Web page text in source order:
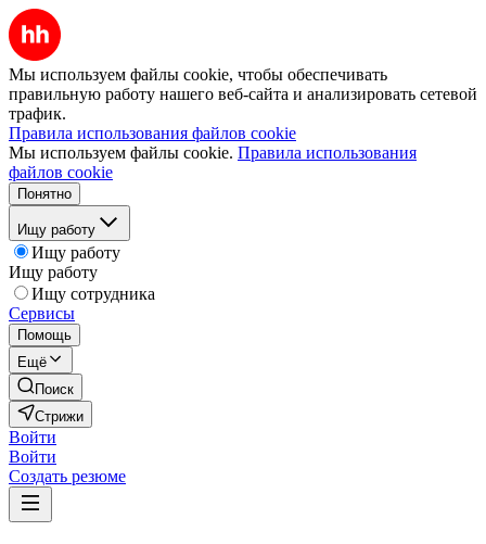
Мы используем файлы cookie, чтобы обеспечивать
правильную работу нашего веб-сайта и анализировать сетевой
трафик.
Правила использования файлов cookie
Мы используем файлы cookie. Правила использования
файлов cookie
Понятно
Ищу работу
Ищу работу
Ищу работу
Ищу сотрудника
Сервисы
Помощь
Ещё
Поиск
Стрижи
Войти
Войти
Создать резюме